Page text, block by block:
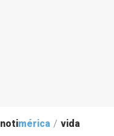
notimérica / vida